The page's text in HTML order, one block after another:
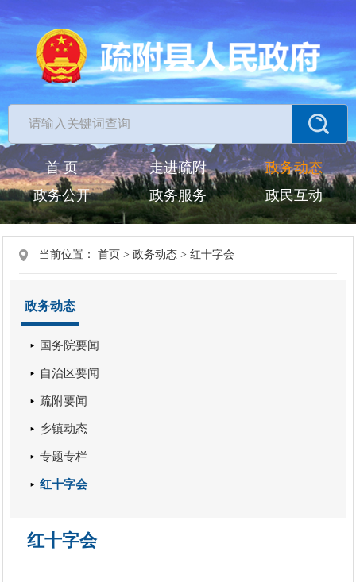
首 页 走进疏附
政务动态
政务公开
政务服务 政民互动
当前位置：首页 >政务动态 >红十字会
政务动态
国务院要闻
自治区要闻
疏附要闻
乡镇动态
专题专栏
红十字会
红十字会